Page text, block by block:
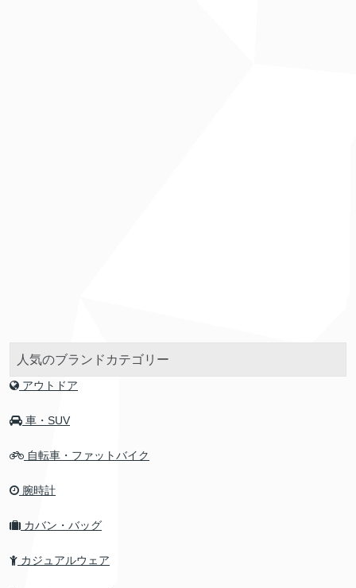
人気のブランドカテゴリー
アウトドア
車・SUV
自転車・ファットバイク
腕時計
カバン・バッグ
カジュアルウェア